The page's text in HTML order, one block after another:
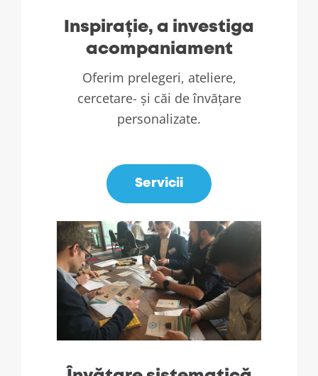
Inspirație, a investiga
acompaniament
Oferim prelegeri, ateliere,
cercetare- și căi de învățare
personalizate.
Servicii